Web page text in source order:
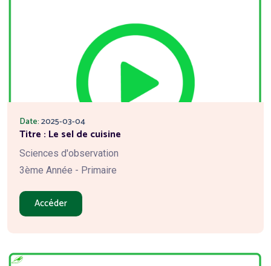
Date:2025-03-04
Titre : Le sel de cuisine
Sciences d'observation
3ème Année - Primaire
Accéder